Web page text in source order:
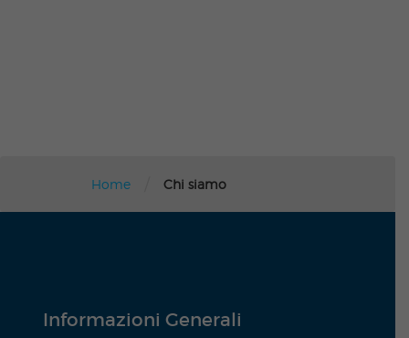
Home Chi siamo
Informazioni Generali